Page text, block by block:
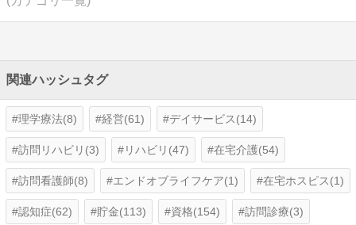
関連ハッシュタグ
理学療法(8) 経営(61) デイサービス(14)
訪問リハビリ(3) リハビリ(47) 在宅介護(54)
訪問看護師(8) エンドオブライフケア(1) 在宅ホスピス(1)
認知症(62) 貯金(113) 資格(154) 訪問診療(3)